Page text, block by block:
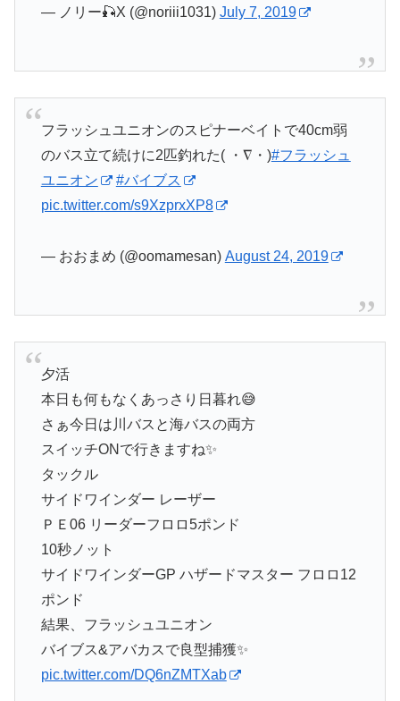
— ノリー🎣X (@noriii1031) July 7, 2019
フラッシュユニオンのスピナーベイトで40cm弱
のバス立て続けに2匹釣れた( ・∇・)#フラッシュ
ユニオン
#バイブス
pic.twitter.com/s9XzprxXP8
— おおまめ (@oomamesan) August 24, 2019
夕活
本日も何もなくあっさり日暮れ😅
さぁ今日は川バスと海バスの両方
スイッチONで行きますね✨
タックル
サイドワインダー レーザー
ＰＥ06 リーダーフロロ5ポンド
10秒ノット
サイドワインダーGP ハザードマスター フロロ12
ポンド
結果、フラッシュユニオン
バイブス&アバカスで良型捕獲✨
pic.twitter.com/DQ6nZMTXab